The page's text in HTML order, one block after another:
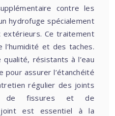
contre les
hydrofuge spécialement
extérieurs. Ce traitement
et des taches.
résistants à l’eau
assurer l’étanchéité
régulier des joints
de fissures et de
est essentiel à la